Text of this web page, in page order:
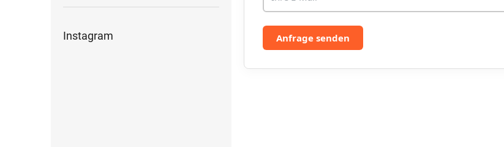
Instagram Anfrage senden